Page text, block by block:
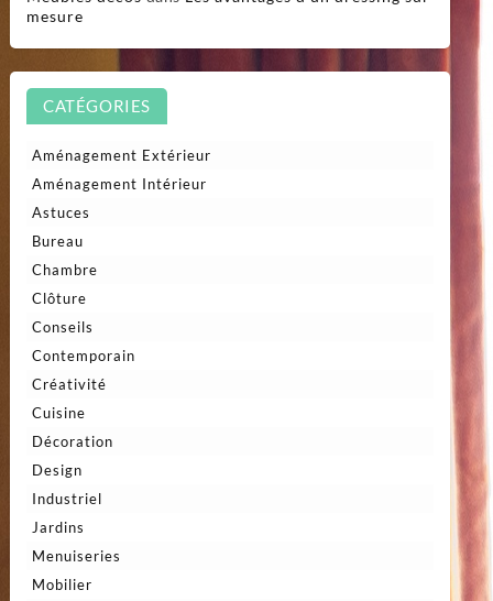
mesure
CATÉGORIES
Aménagement Extérieur
Aménagement Intérieur
Astuces
Bureau
Chambre
Clôture
Conseils
Contemporain
Créativité
Cuisine
Décoration
Design
Industriel
Jardins
Menuiseries
Mobilier